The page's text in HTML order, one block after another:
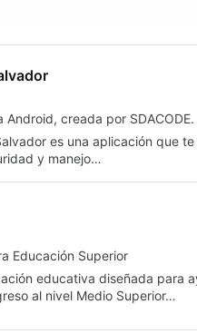
creada por SDACODE.
es una aplicación que
y manejo…
Educación Superior
educativa diseñada para
al nivel Medio Superior…